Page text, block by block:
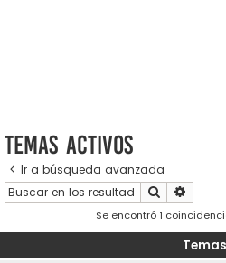
Temas activos
Ir a búsqueda avanzada
Buscar
Se encontró 1
Temas